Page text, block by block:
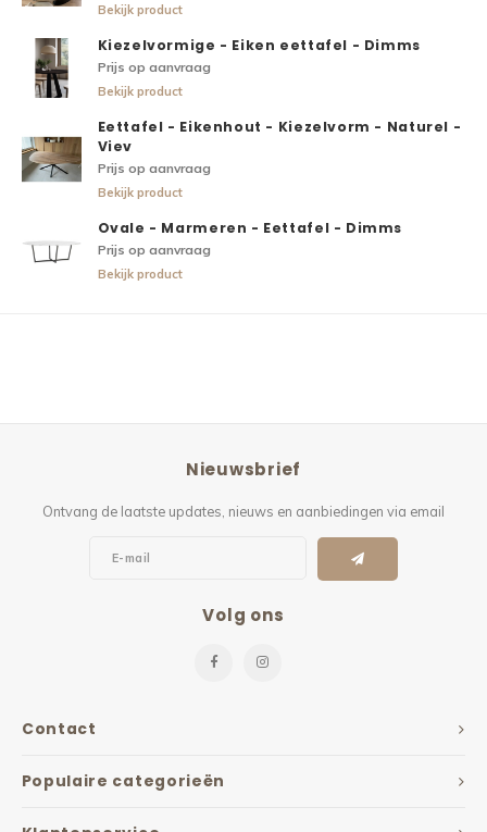
Bekijk product
Kiezelvormige - Eiken eettafel - Dimms
Prijs op aanvraag
Bekijk product
Eettafel - Eikenhout - Kiezelvorm - Naturel -
Viev
Prijs op aanvraag
Bekijk product
Ovale - Marmeren - Eettafel - Dimms
Prijs op aanvraag
Bekijk product
Contact
Nieuwsbrief
Ontvang de laatste updates, nieuws en aanbiedingen via email
Volg ons
Populaire categorieën